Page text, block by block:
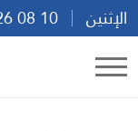
الإثنين